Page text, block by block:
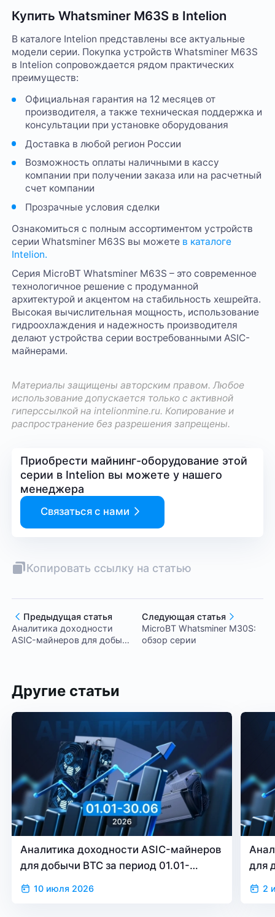
Купить Whatsminer M63S в Intelion
В каталоге Intelion представлены все актуальные
модели серии. Покупка устройств Whatsminer M63S
в Intelion сопровождается рядом практических
преимуществ:
Официальная гарантия на 12 месяцев от
производителя, а также техническая поддержка и
консультации при установке оборудования
Доставка в любой регион России
Возможность оплаты наличными в кассу
компании при получении заказа или на расчетный
счет компании
Прозрачные условия сделки
Ознакомиться с полным ассортиментом устройств
серии Whatsminer M63S вы можете в каталоге
Intelion.
Серия MicroBT Whatsminer M63S – это современное
технологичное решение с продуманной
архитектурой и акцентом на стабильность хешрейта.
Высокая вычислительная мощность, использование
гидроохлаждения и надежность производителя
делают устройства серии востребованными ASIC-
майнерами.
Материалы защищены авторским правом. Любое
использование допускается только с активной
гиперссылкой наintelionmine.ru. Копирование и
распространение без разрешения запрещены.
Приобрести майнинг-оборудование этой
серии в Intelion вы можете у нашего
менеджера
Связаться с нами
Копировать ссылку на статью
Предыдущая статья
Аналитика доходности
ASIC-майнеров для добычи
Следующая статья
MicroBT Whatsminer M30S:
обзор серии
Другие статьи
Аналитика доходности ASIC-майнеров
для добычи BTC за период 01.01-
30.06.2026
10 июля 2026
для
2